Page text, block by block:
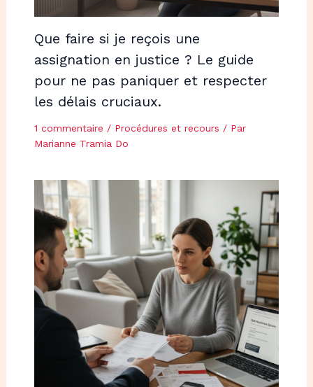
Que faire si je reçois une
assignation en justice ? Le guide
pour ne pas paniquer et respecter
les délais cruciaux.
1 commentaire / Procédures et recours / Par
Marianne Tramia Do